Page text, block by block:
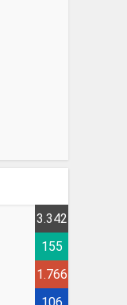
3.342
155
1.766